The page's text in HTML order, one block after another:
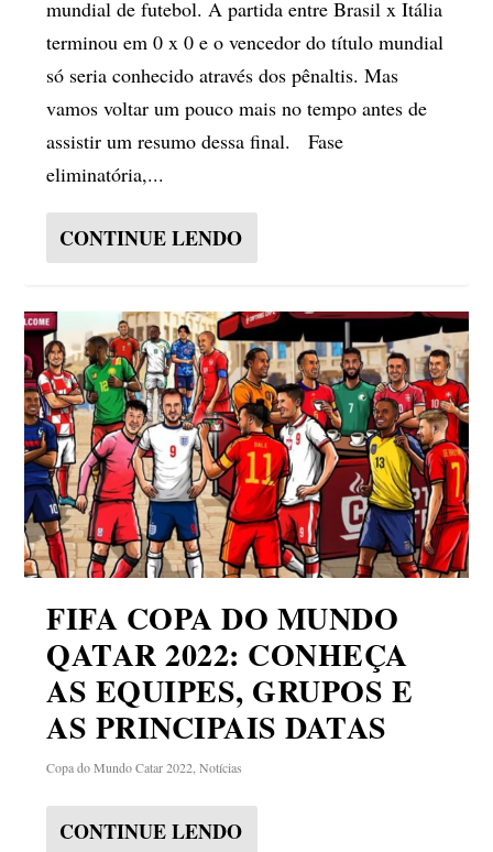
mundial de futebol. A partida entre Brasil x Itália
terminou em 0 x 0 e o vencedor do título mundial
só seria conhecido através dos pênaltis. Mas
vamos voltar um pouco mais no tempo antes de
assistir um resumo dessa final. Fase
eliminatória,...
CONTINUE LENDO
FIFA COPA DO MUNDO
QATAR 2022: CONHEÇA
AS EQUIPES, GRUPOS E
AS PRINCIPAIS DATAS
Copa do Mundo Catar 2022 ,Notícias
CONTINUE LENDO